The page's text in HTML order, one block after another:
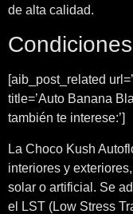
de alta calidad.
[aib_post_related
title=’Auto Banana
también te interese:’]
La Choco Kush
interiores y
solar o artificial. Se
el LST (Low Stress